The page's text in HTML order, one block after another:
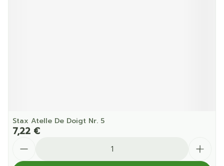
Stax Atelle De Doigt Nr. 5
7,22 €